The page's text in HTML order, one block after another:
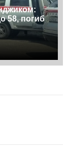
58, погиб